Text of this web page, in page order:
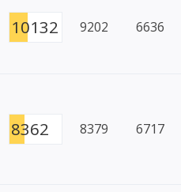
10132 9202 6636
8362 8379 6717